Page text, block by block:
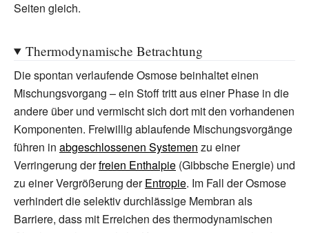
Seiten gleich.
Thermodynamische Betrachtung
Die spontan verlaufende Osmose beinhaltet einen
Mischungsvorgang – ein Stoff tritt aus einer Phase in die
andere über und vermischt sich dort mit den vorhandenen
Komponenten. Freiwillig ablaufende Mischungsvorgänge
führen in abgeschlossenen Systemen zu einer
Verringerung derfreien Enthalpie (Gibbsche Energie) und
zu einer Vergrößerung derEntropie. Im Fall der Osmose
verhindert die selektiv durchlässige Membran als
Barriere, dass mit Erreichen des thermodynamischen